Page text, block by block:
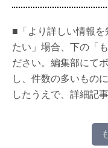
■「より詳しい情報
たい」場合、下の「
ださい。編集部にて
し、件数の多いもの
したうえで、詳細記